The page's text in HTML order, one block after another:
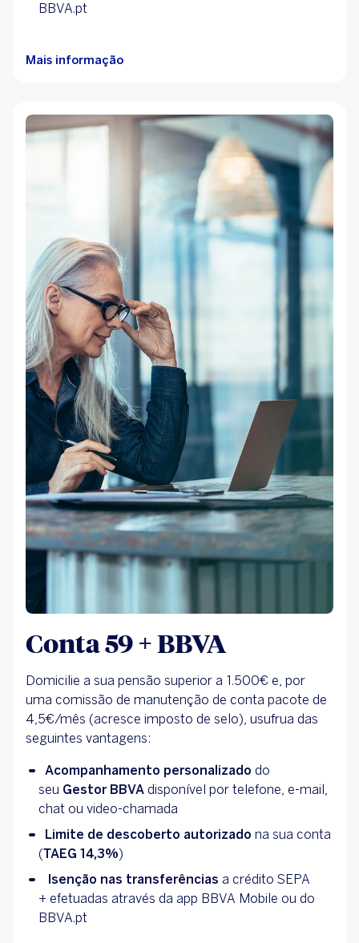
BBVA.pt
Mais informação
Conta 59 + BBVA
Domicilie a sua pensão superior a 1.500€ e, por
uma comissão de manutenção de conta pacote de
4,5€/mês (acresce imposto de selo), usufrua das
seguintes vantagens:
Acompanhamento personalizado do
seu Gestor BBVA disponível por telefone, e-mail,
chat ou video-chamada
Limite de descoberto autorizado na sua conta
(TAEG 14,3%)
Isenção nas transferências a crédito SEPA
+ efetuadas através da app BBVA Mobile ou do
BBVA.pt